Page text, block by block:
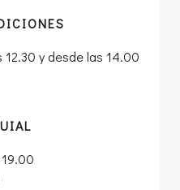
y desde las 14.00